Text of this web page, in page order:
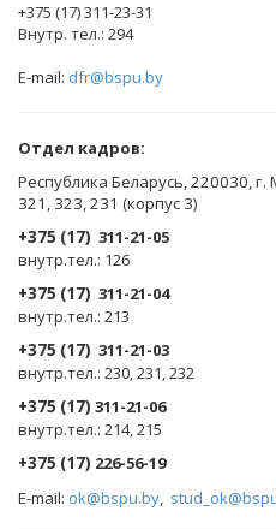
+375 (17) 311-23-31
Внутр. тел.: 294
E-mail: dfr@bspu.by
Отдел кадров:
Республика Беларусь, 220030, г.
321, 323, 231 (корпус 3)
+375 (17) 311-21-05
внутр.тел.: 126
+375 (17) 311-21-04
внутр.тел.: 213
+375 (17) 311-21-03
внутр.тел.: 230, 231, 232
+375 (17) 311-21-06
внутр.тел.: 214, 215
+375 (17) 226-56-19
E-mail: ok@bspu.by,